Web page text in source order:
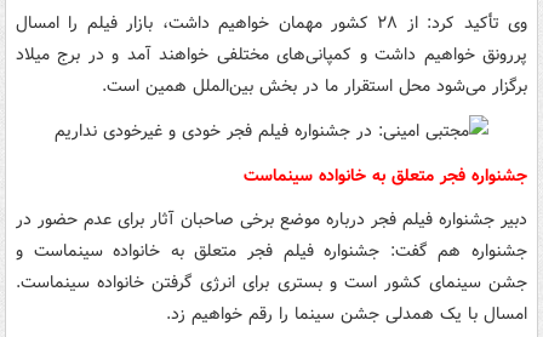
وی تأکید کرد: از ۲۸ کشور مهمان خواهیم داشت، بازار فیلم را امسال
پررونق خواهیم داشت و کمپانی‌های مختلفی خواهند آمد و در برج میلاد
برگزار می‌شود محل استقرار ما در بخش بین‌الملل همین است.
جشنواره فجر متعلق به خانواده سینماست
دبیر جشنواره فیلم فجر درباره موضع برخی صاحبان آثار برای عدم حضور در
جشنواره هم گفت: جشنواره فیلم فجر متعلق به خانواده سینماست و
جشن سینمای کشور است و بستری برای انرژی گرفتن خانواده سینماست.
امسال با یک همدلی جشن سینما را رقم خواهیم زد.